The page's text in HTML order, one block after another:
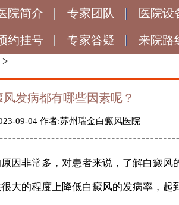
院简介 专家团队 医院设
约挂号 专家答疑 来院路
>
风发病都有哪些因素呢？
09-04 作者:苏州瑞金白癜风医院
非常多，对患者来说，了解白癜风
大的程度上降低白癜风的发病率，起